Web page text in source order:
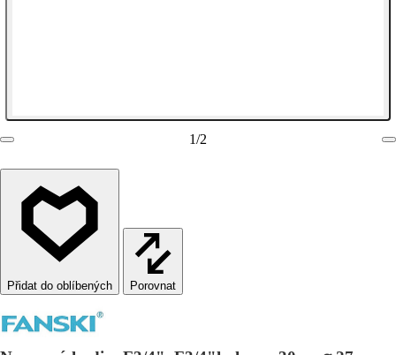
1/2
Porovnat